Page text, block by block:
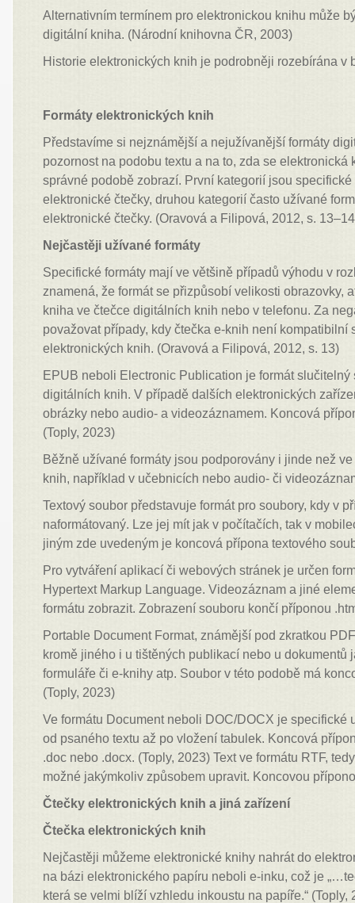
Alternativním termínem pro elektronickou knihu může
digitální kniha. (Národní knihovna ČR, 2003)
Historie elektronických knih je podrobněji rozebírána v
Formáty elektronických knih
Představíme si nejznámější a nejužívanější formáty
pozornost na podobu textu a na to, zda se elektronická
správné podobě zobrazí. První kategorií jsou
elektronické čtečky, druhou kategorií často užívané
elektronické čtečky. (Oravová a Filipová, 2012, s.
Nejčastěji užívané formáty
Specifické formáty mají ve většině případů výhodu v
znamená, že formát se přizpůsobí velikosti obrazovky,
kniha ve čtečce digitálních knih nebo v telefonu. Za
považovat případy, kdy čtečka e-knih není kompatibilní
elektronických knih. (Oravová a Filipová, 2012, s. 13)
EPUB neboli Electronic Publication je formát slučitelný
digitálních knih. V případě dalších elektronických
obrázky nebo audio- a videozáznamem. Koncová
(Toply, 2023)
Běžně užívané formáty jsou podporovány i jinde než
knih, například v učebnicích nebo audio- či
Textový soubor představuje formát pro soubory, kdy v
naformátovaný. Lze jej mít jak v počítačích, tak v
jiným zde uvedeným je koncová přípona textového
Pro vytváření aplikací či webových stránek je určen
Hypertext Markup Language. Videozáznam a jiné
formátu zobrazit. Zobrazení souboru končí příponou
Portable Document Format, známější pod zkratkou
kromě jiného i u tištěných publikací nebo u dokumentů
formuláře či e-knihy atp. Soubor v této podobě má
(Toply, 2023)
Ve formátu Document neboli DOC/DOCX je specifické
od psaného textu až po vložení tabulek. Koncová
.doc nebo .docx. (Toply, 2023) Text ve formátu RTF,
možné jakýmkoliv způsobem upravit. Koncovou
Čtečky elektronických knih a jiná zařízení
Čtečka elektronických knih
Nejčastěji můžeme elektronické knihy nahrát do
na bázi elektronického papíru neboli e-inku, což je
která se velmi blíží vzhledu inkoustu na papíře.“ (Toply,